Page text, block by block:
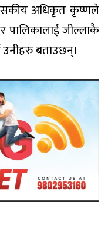
अधिकृत कृष्णले
जील्लाकै
उनीहरु बताउछन्।